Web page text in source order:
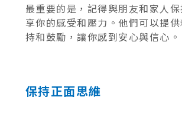
最重要的是，記得與朋友和家人
享你的感受和壓力。他們可以提
持和鼓勵，讓你感到安心與信心。
保持正面思維